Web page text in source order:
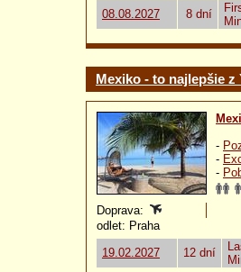
08.08.2027
8 dní
Mexiko - to najlepšie z
-
-
-
Doprava:
odlet: Praha
19.02.2027
12 dní